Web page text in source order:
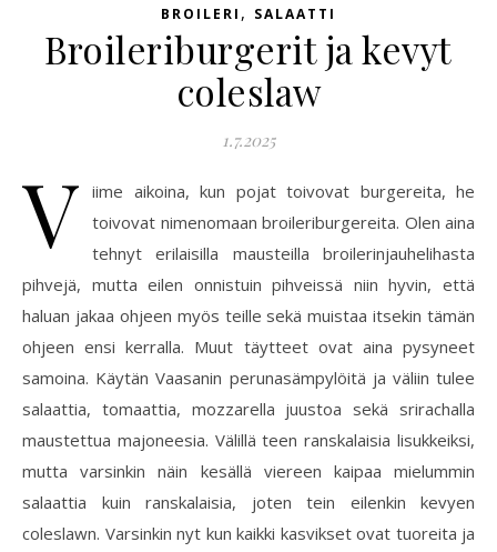
BROILERI , SALAATTI
Broileriburgerit ja kevyt
coleslaw
1.7.2025
V iime aikoina, kun pojat toivovat burgereita, he
toivovat nimenomaan broileriburgereita. Olen aina
tehnyt erilaisilla mausteilla broilerinjauhelihasta
pihvejä, mutta eilen onnistuin pihveissä niin hyvin, että
haluan jakaa ohjeen myös teille sekä muistaa itsekin tämän
ohjeen ensi kerralla. Muut täytteet ovat aina pysyneet
samoina. Käytän Vaasanin perunasämpylöitä ja väliin tulee
salaattia, tomaattia, mozzarella juustoa sekä srirachalla
maustettua majoneesia. Välillä teen ranskalaisia lisukkeiksi,
mutta varsinkin näin kesällä viereen kaipaa mielummin
salaattia kuin ranskalaisia, joten tein eilenkin kevyen
coleslawn. Varsinkin nyt kun kaikki kasvikset ovat tuoreita ja